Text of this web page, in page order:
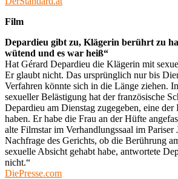
Film
Depardieu gibt zu, Klägerin berührt zu
wütend und es war heiß“
Hat Gérard Depardieu die Klägerin mit
Er glaubt nicht. Das ursprünglich nur bis
Verfahren könnte sich in die Länge ziehen.
sexueller Belästigung hat der französische
Depardieu am Dienstag zugegeben, eine
haben. Er habe die Frau an der Hüfte
alte Filmstar im Verhandlungssaal im Pariser
Nachfrage des Gerichts, ob die Berührung
sexuelle Absicht gehabt habe, antwortete
nicht.“
DiePresse.com